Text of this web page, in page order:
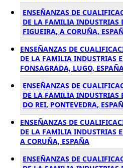
ENSEÑANZAS DE
DE LA FAMILIA INDUSTRIAS
FIGUEIRA, A CORUÑA,
ENSEÑANZAS DE
DE LA FAMILIA INDUSTRIAS
FONSAGRADA, LUGO,
ENSEÑANZAS DE
DE LA FAMILIA INDUSTRIAS
DO REI, PONTEVEDRA,
ENSEÑANZAS DE
DE LA FAMILIA INDUSTRIAS
A CORUÑA, ESPAÑA
ENSEÑANZAS DE